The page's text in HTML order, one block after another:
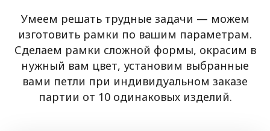
Умеем решать трудные задачи — можем
изготовить рамки по вашим параметрам.
Сделаем рамки сложной формы, окрасим в
нужный вам цвет, установим выбранные
вами петли при индивидуальном заказе
партии от 10 одинаковых изделий.